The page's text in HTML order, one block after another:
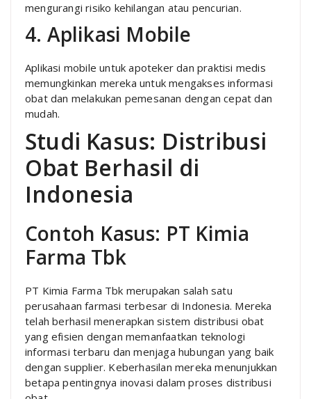
mengurangi risiko kehilangan atau pencurian.
4. Aplikasi Mobile
Aplikasi mobile untuk apoteker dan praktisi medis
memungkinkan mereka untuk mengakses informasi
obat dan melakukan pemesanan dengan cepat dan
mudah.
Studi Kasus: Distribusi
Obat Berhasil di
Indonesia
Contoh Kasus: PT Kimia
Farma Tbk
PT Kimia Farma Tbk merupakan salah satu
perusahaan farmasi terbesar di Indonesia. Mereka
telah berhasil menerapkan sistem distribusi obat
yang efisien dengan memanfaatkan teknologi
informasi terbaru dan menjaga hubungan yang baik
dengan supplier. Keberhasilan mereka menunjukkan
betapa pentingnya inovasi dalam proses distribusi